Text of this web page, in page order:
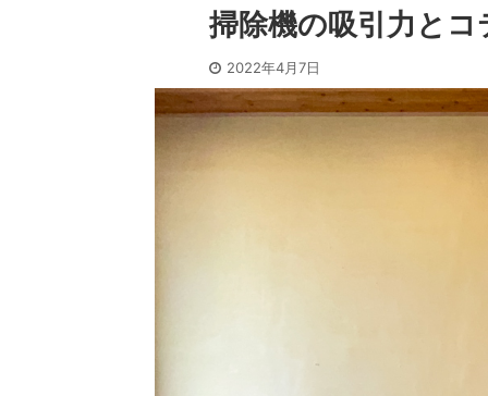
掃除機の吸引力と
2022年4月7日